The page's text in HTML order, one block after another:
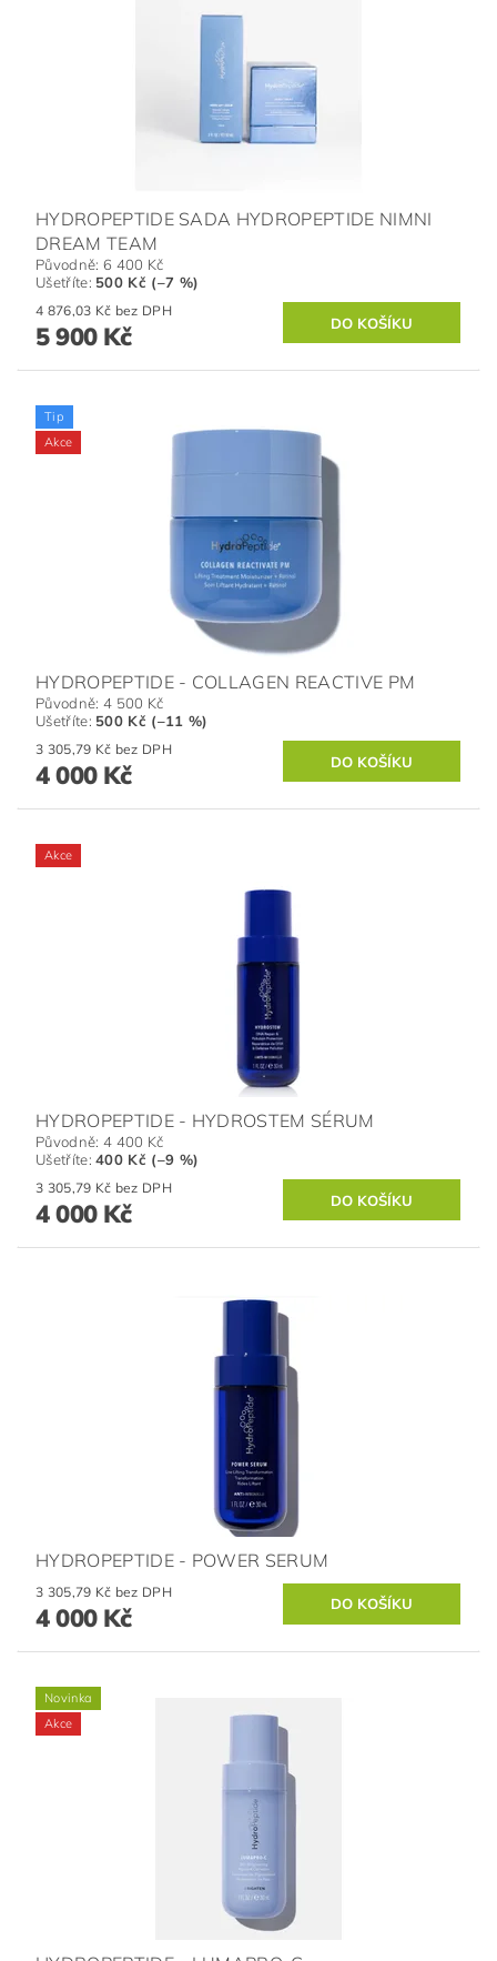
HYDROPEPTIDE SADA HYDROPEPTIDE NIMNI
DREAM TEAM
Původně: 6 400 Kč
Ušetříte: 500 Kč (–7 %)
4 876,03 Kč bez DPH
5 900 Kč
Tip
Akce
HYDROPEPTIDE - COLLAGEN REACTIVE PM
Původně: 4 500 Kč
Ušetříte: 500 Kč (–11 %)
3 305,79 Kč bez DPH
4 000 Kč
Akce
HYDROPEPTIDE - HYDROSTEM SÉRUM
Původně: 4 400 Kč
Ušetříte:400 Kč (–9 %)
3 305,79 Kč bez DPH
4 000 Kč
HYDROPEPTIDE - POWER SERUM
3 305,79 Kč bez DPH
4 000 Kč
Novinka
Akce